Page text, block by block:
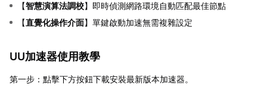
【智慧演算法調校】即時偵測網路環境自動匹配最佳節點
【直覺化操作介面】單鍵啟動加速無需複雜設定
UU加速器使用教學
第一步：點擊下方按鈕下載安裝最新版本加速器。